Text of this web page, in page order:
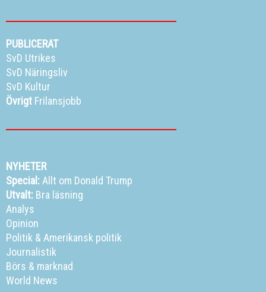
PUBLICERAT
SvD Utrikes
SvD Näringsliv
SvD Kultur
Övrigt Frilansjobb
NYHETER
Special:Allt om Donald Trump
Utvalt: Bra läsning
Analys
Opinion
Politik & Amerikansk politik
Journalistik
Börs & marknad
World News